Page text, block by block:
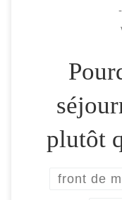
plutôt
front de